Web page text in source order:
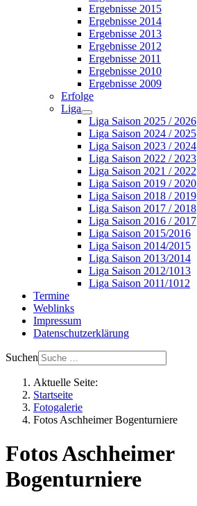
Ergebnisse 2015
Ergebnisse 2014
Ergebnisse 2013
Ergebnisse 2012
Ergebnisse 2011
Ergebnisse 2010
Ergebnisse 2009
Erfolge
Liga
Liga Saison 2025 / 2026
Liga Saison 2024 / 2025
Liga Saison 2023 / 2024
Liga Saison 2022 / 2023
Liga Saison 2021 / 2022
Liga Saison 2019 / 2020
Liga Saison 2018 / 2019
Liga Saison 2017 / 2018
Liga Saison 2016 / 2017
Liga Saison 2015/2016
Liga Saison 2014/2015
Liga Saison 2013/2014
Liga Saison 2012/1013
Liga Saison 2011/1012
Termine
Weblinks
Impressum
Datenschutzerklärung
Suchen
Aktuelle Seite:
Startseite
Fotogalerie
Fotos Aschheimer Bogenturniere
Fotos Aschheimer
Bogenturniere